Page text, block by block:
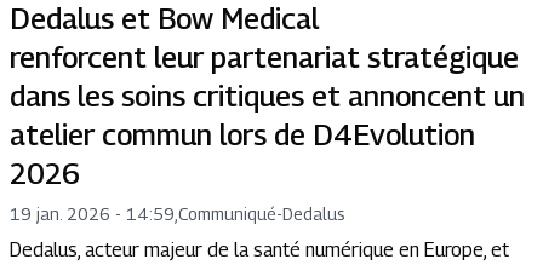
Dedalus et Bow Medical
renforcent leur partenariat stratégique
dans les soins critiques et annoncent un
atelier commun lors de D4Evolution
2026
19 jan. 2026 - 14:59 Communiqué-Dedalus
Dedalus, acteur majeur de la santé numérique en Europe, et